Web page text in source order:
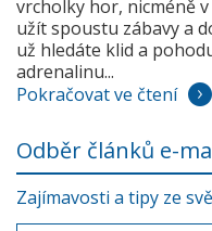
vrcholky hor, nicméně
užít spoustu zábavy a
už hledáte klid a
adrenalinu...
Pokračovat ve čtení
Odběr článků e-
Zajímavosti a tipy ze